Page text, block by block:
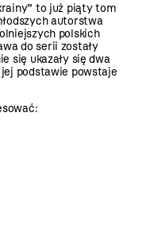
to już piąty tom
autorstwa
polskich
do serii zostały
się ukazały się dwa
podstawie powstaje